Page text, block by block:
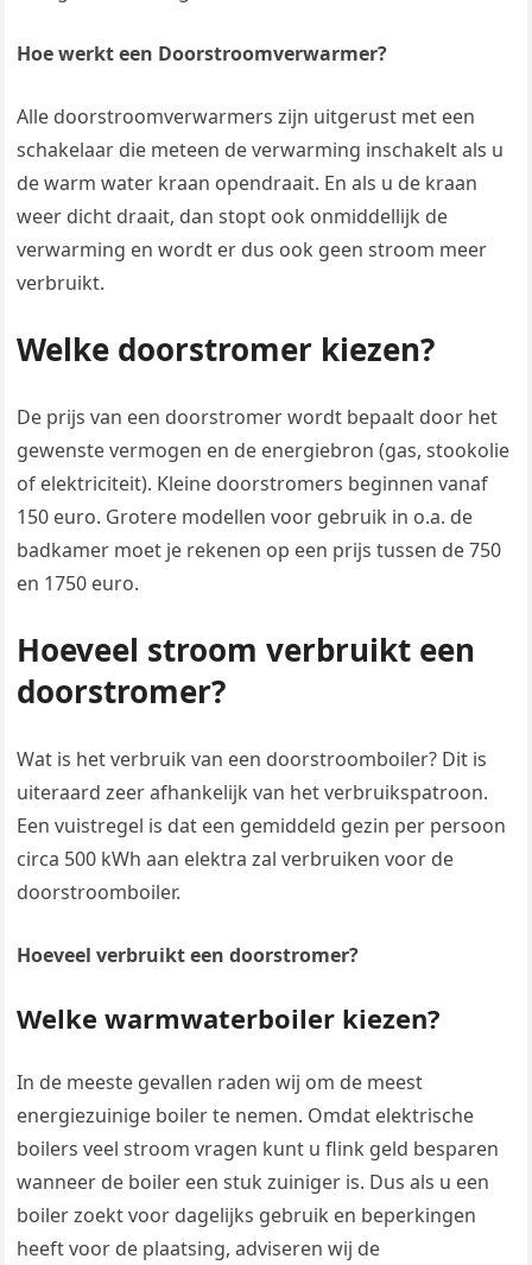
Hoe werkt een Doorstroomverwarmer?
Alle doorstroomverwarmers zijn uitgerust met een
schakelaar die meteen de verwarming inschakelt als u
de warm water kraan opendraait. En als u de kraan
weer dicht draait, dan stopt ook onmiddellijk de
verwarming en wordt er dus ook geen stroom meer
verbruikt.
Welke doorstromer kiezen?
De prijs van een doorstromer wordt bepaalt door het
gewenste vermogen en de energiebron (gas, stookolie
of elektriciteit). Kleine doorstromers beginnen vanaf
150 euro. Grotere modellen voor gebruik in o.a. de
badkamer moet je rekenen op een prijs tussen de 750
en 1750 euro.
Hoeveel stroom verbruikt een
doorstromer?
Wat is het verbruik van een doorstroomboiler? Dit is
uiteraard zeer afhankelijk van het verbruikspatroon.
Een vuistregel is dat een gemiddeld gezin per persoon
circa 500 kWh aan elektra zal verbruiken voor de
doorstroomboiler.
Hoeveel verbruikt een doorstromer?
Welke warmwaterboiler kiezen?
In de meeste gevallen raden wij om de meest
energiezuinige boiler te nemen. Omdat elektrische
boilers veel stroom vragen kunt u flink geld besparen
wanneer de boiler een stuk zuiniger is. Dus als u een
boiler zoekt voor dagelijks gebruik en beperkingen
heeft voor de plaatsing, adviseren wij de